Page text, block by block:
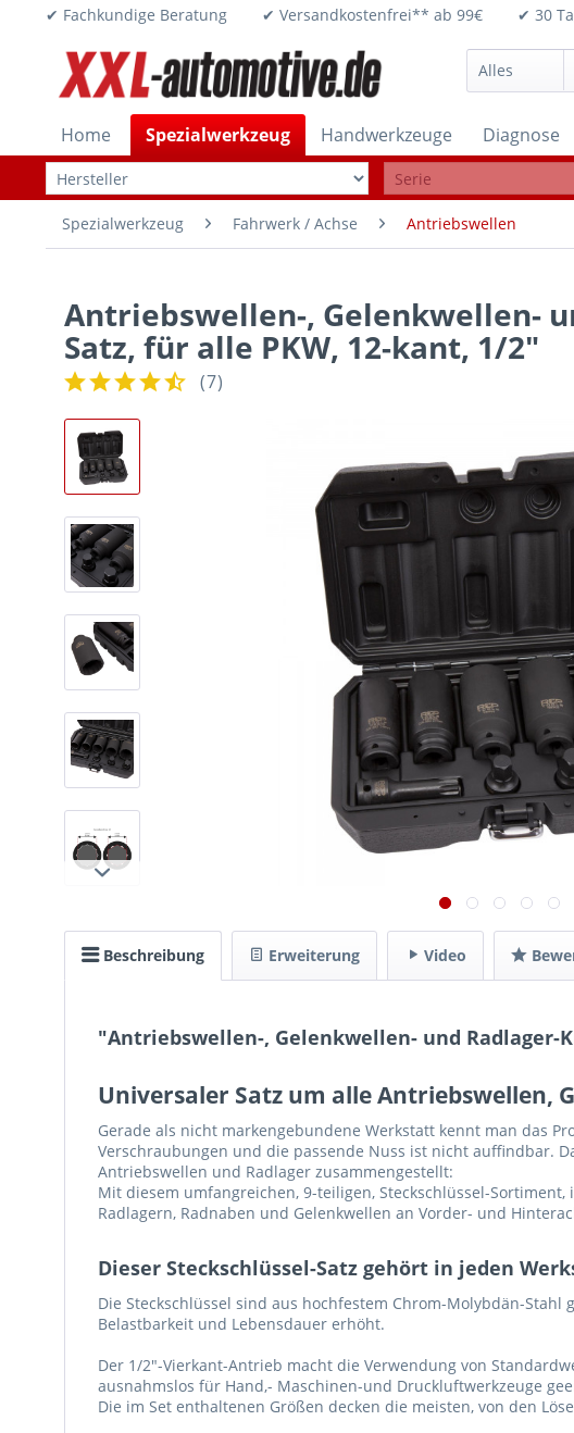
✔ Fachkundige Beratung ✔ Versandkostenfrei** ab 99€ ✔ 30
Home Spezialwerkzeug Handwerkzeuge Diagnose
Spezialwerkzeug Fahrwerk / Achse Antriebswellen
Antriebswellen-, Gelenkwellen-
Satz, für alle PKW, 12-kant, 1/2"
(7)
Beschreibung Erweiterung Video
"Antriebswellen-, Gelenkwellen- und Radlager-
Universaler Satz um alle Antriebswellen,
Gerade als nicht markengebundene Werkstatt kennt man das
Verschraubungen und die passende Nuss ist nicht auffindbar.
Antriebswellen und Radlager zusammengestellt:
Mit diesem umfangreichen, 9-teiligen, Steckschlüssel-
Radlagern, Radnaben und Gelenkwellen an Vorder- und
Dieser Steckschlüssel-Satz gehört in jeden
Die Steckschlüssel sind aus hochfestem Chrom-Molybdän-
Belastbarkeit und Lebensdauer erhöht.
Der 1/2"-Vierkant-Antrieb macht die Verwendung von
ausnahmslos für Hand,- Maschinen-und Druckluftwerkzeuge
Die im Set enthaltenen Größen decken die meisten, von den